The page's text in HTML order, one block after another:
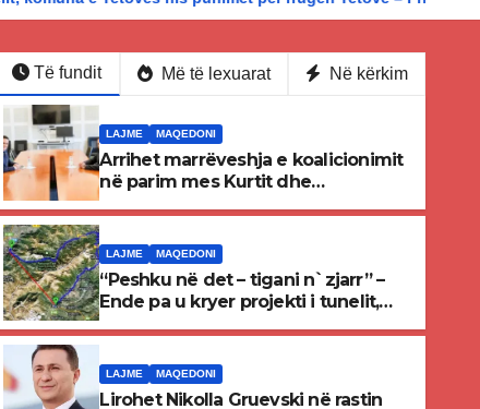
Të fundit Më të lexuarat Në kërkim
LAJME MAQEDONI
Arrihet marrëveshja e koalicionimit
në parim mes Kurtit dhe
LAJME MAQEDONI
“Peshku në det – tigani n`zjarr” –
Ende pa u kryer projekti i tunelit,
LAJME MAQEDONI
Lirohet Nikolla Gruevski në rastin